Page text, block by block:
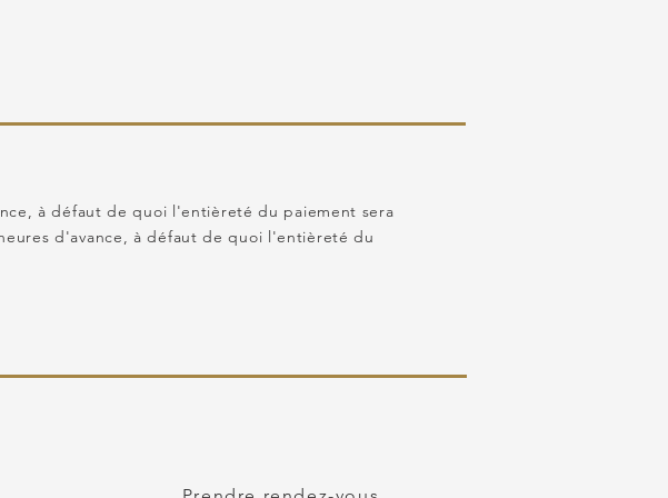
à défaut de quoi l'entièreté du paiement sera
d'avance, à défaut de quoi l'entièreté du